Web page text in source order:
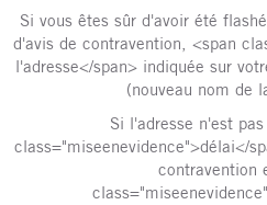
Si vous êtes sûr d'avoir été
d'avis de contravention, <span
l'adresse</span> indiquée sur
(nouveau nom de
Si l'adresse n'est
class="miseenevidence">délai</
contravention